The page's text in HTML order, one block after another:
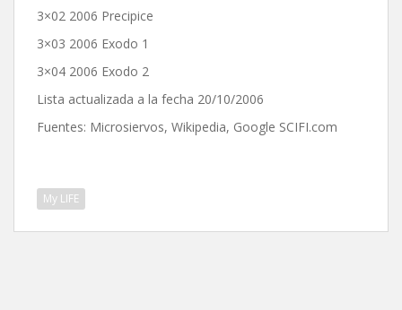
3×02 2006 Precipice
3×03 2006 Exodo 1
3×04 2006 Exodo 2
Lista actualizada a la fecha 20/10/2006
Fuentes: Microsiervos, Wikipedia, Google SCIFI.com
My LIFE